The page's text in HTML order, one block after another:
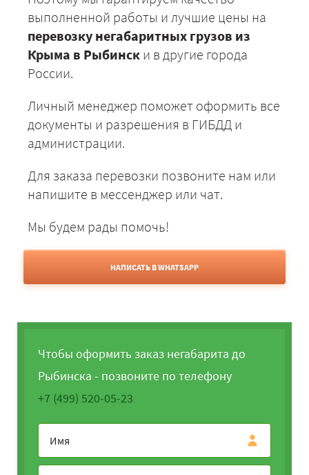
выполненной работы и лучшие цены на
перевозку негабаритных грузов из
Крыма в Рыбинск и в другие города
России.
Личный менеджер поможет оформить все
документы и разрешения в ГИБДД и
администрации.
Для заказа перевозки позвоните нам или
напишите в мессенджер или чат.
Мы будем рады помочь!
НАПИСАТЬ В WHATSAPP
Чтобы оформить заказ негабарита до
Рыбинска - позвоните по телефону
+7 (499) 520-05-23